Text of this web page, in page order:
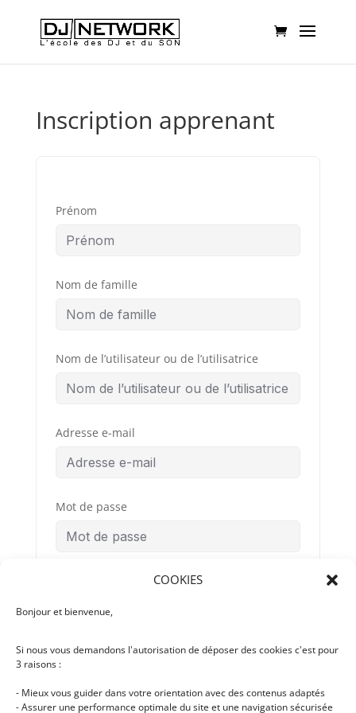
COOKIES
Bonjour et bienvenue,
Si nous vous demandons l'autorisation de déposer des cookies c'est pour
3 raisons :
- Mieux vous guider dans votre orientation avec des contenus adaptés
- Assurer une performance optimale du site et une navigation sécurisée
Inscription apprenant
Prénom
Nom de famille
Nom de l’utilisateur ou de l’utilisatrice
Adresse e-mail
Mot de passe
Confirmation du mot de passe
Conditions
d’Utilisation